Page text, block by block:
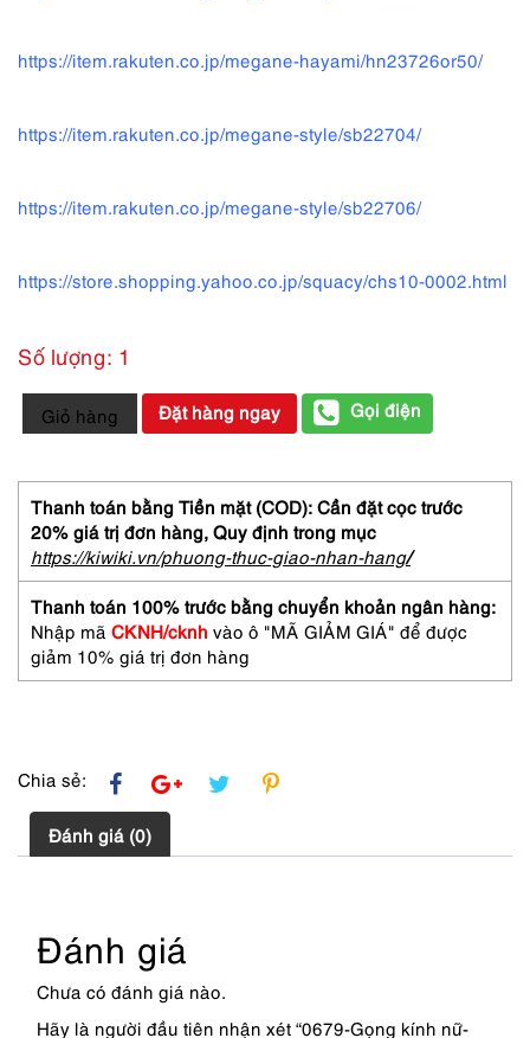
https://item.rakuten.co.jp/megane-hayami/hn23726or50/
https://item.rakuten.co.jp/megane-style/sb22704/
https://item.rakuten.co.jp/megane-style/sb22706/
https://store.shopping.yahoo.co.jp/squacy/chs10-0002.html
Số lượng: 1
0679-
Gọng
nữ-
Khá
mới-
CHARMANT
Hana
23527
half
rim
eyeglasses
Giỏ hàng Đặt hàng ngay Gọi điện
Thanh toán bằng Tiền mặt (COD): Cần đặt cọc trước
20% giá trị đơn hàng, Quy định trong mục
https://kiwiki.vn/phuong-thuc-giao-nhan-hang/
Thanh toán 100% trước bằng chuyển khoản ngân hàng:
Nhập mã CKNH/cknh vào ô "MÃ GIẢM GIÁ" để được
giảm 10% giá trị đơn hàng
Chia sẻ:
Đánh giá (0)
Đánh giá
Chưa có đánh giá nào.
Hãy là người đầu tiên nhận xét “0679-Gọng kính nữ-